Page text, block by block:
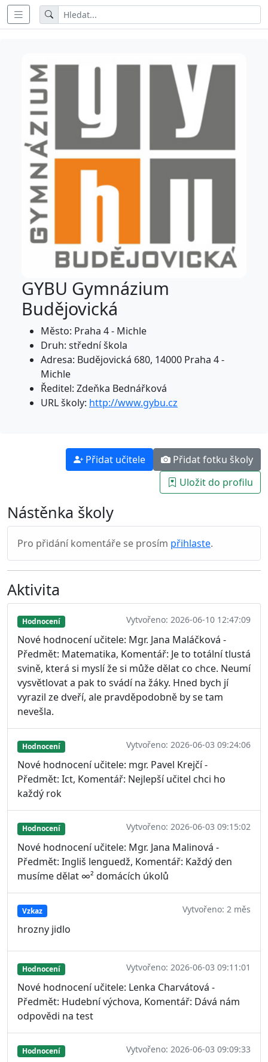
GYBU Gymnázium
Budějovická
Město: Praha 4 - Michle
Druh: střední škola
Adresa: Budějovická 680, 14000 Praha 4 -
Michle
Ředitel: Zdeňka Bednářková
URL školy: http://www.gybu.cz
Přidat učitele
Přidat fotku školy
Uložit do profilu
Nástěnka školy
Pro přidání komentáře se prosím přihlaste.
Aktivita
Hodnocení Vytvořeno: 2026-06-10 12:47:09
Nové hodnocení učitele: Mgr. Jana Maláčková -
Předmět: Matematika, Komentář: Je to totální tlustá
svině, která si myslí že si může dělat co chce. Neumí
vysvětlovat a pak to svádí na žáky. Hned bych jí
vyrazil ze dveří, ale pravděpodobně by se tam
nevešla.
Hodnocení Vytvořeno: 2026-06-03 09:24:06
Nové hodnocení učitele: mgr. Pavel Krejčí -
Předmět: Ict, Komentář: Nejlepší učitel chci ho
každý rok
Hodnocení Vytvořeno: 2026-06-03 09:15:02
Nové hodnocení učitele: Mgr. Jana Malinová -
Předmět: Ingliš lenguedž, Komentář: Každý den
musíme dělat ∞² domácích úkolů
Vzkaz Vytvořeno: 2 měs
hrozny jidlo
Hodnocení Vytvořeno: 2026-06-03 09:11:01
Nové hodnocení učitele: Lenka Charvátová -
Předmět: Hudební výchova, Komentář: Dává nám
odpovědi na test
Hodnocení Vytvořeno: 2026-06-03 09:09:33